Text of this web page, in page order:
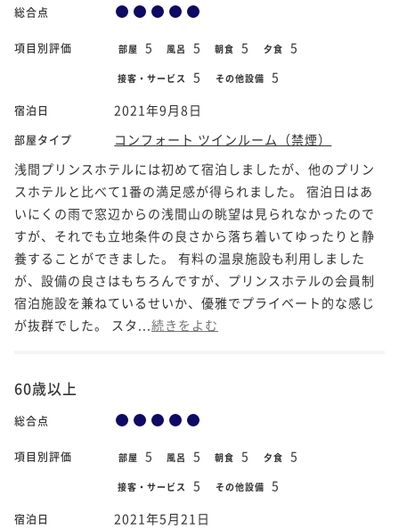
総合点
項目別評価 部屋 5 風呂 5 朝食 5 夕食 5
接客・サービス 5 その他設備 5
宿泊日 2021年9月8日
部屋タイプ
コンフォート ツインルーム（禁煙）
浅間プリンスホテルには初めて宿泊しましたが、他のプリン
スホテルと比べて1番の満足感が得られました。 宿泊日はあ
いにくの雨で窓辺からの浅間山の眺望は見られなかったので
すが、それでも立地条件の良さから落ち着いてゆったりと静
養することができました。 有料の温泉施設も利用しました
が、設備の良さはもちろんですが、プリンスホテルの会員制
宿泊施設を兼ねているせいか、優雅でプライベート的な感じ
が抜群でした。 スタ... 続きをよむ
60歳以上
総合点
項目別評価 部屋 5 風呂 5 朝食 5 夕食 5
接客・サービス 5 その他設備 5
宿泊日 2021年5月21日